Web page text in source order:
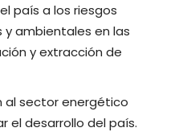
país a los riesgos
y ambientales en las
y extracción de
al sector energético
el desarrollo del país.